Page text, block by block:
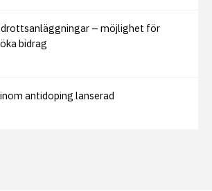
– möjlighet för
bidrag
antidoping lanserad